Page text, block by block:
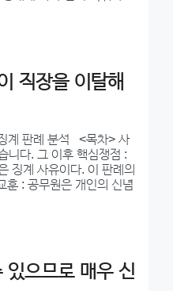
직장을 이탈해
계 판례 분석 <목차> 사
니다. 그 이후 핵심쟁점 :
징계 사유이다. 이 판례의
훈 : 공무원은 개인의 신념
있으므로 매우 신